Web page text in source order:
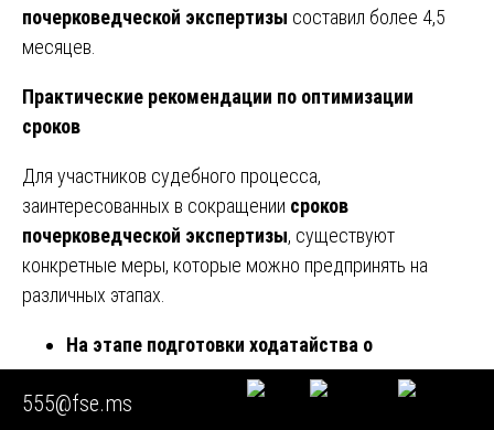
почерковедческой экспертизы составил более 4,5
месяцев.
Практические рекомендации по оптимизации
сроков
Для участников судебного процесса,
заинтересованных в сокращении сроков
почерковедческой экспертизы, существуют
конкретные меры, которые можно предпринять на
различных этапах.
На этапе подготовки ходатайства о
назначении экспертизы
• В ходатайстве необходимо четко указать:
555@fse.ms